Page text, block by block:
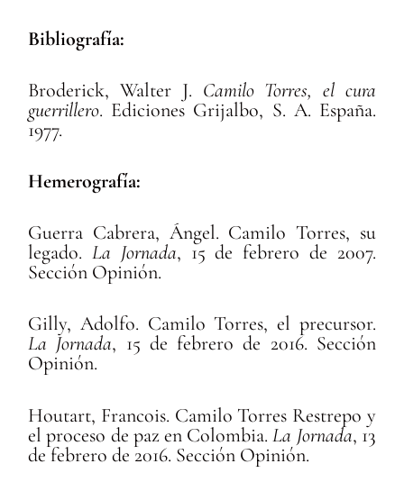
Bibliografía:
Broderick, Walter J. Camilo Torres, el cura
guerrillero. Ediciones Grijalbo, S. A. España.
1977.
Hemerografía:
Guerra Cabrera, Ángel. Camilo Torres, su
legado. La Jornada, 15 de febrero de 2007.
Sección Opinión.
Gilly, Adolfo. Camilo Torres, el precursor.
La Jornada, 15 de febrero de 2016. Sección
Opinión.
Houtart, Francois. Camilo Torres Restrepo y
el proceso de paz en Colombia.La Jornada, 13
de febrero de 2016. Sección Opinión.